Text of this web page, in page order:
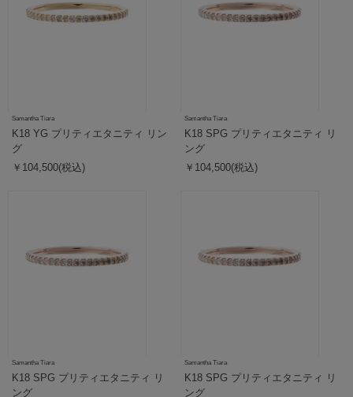
Samantha Tiara
K18 YG プリティエタニティ リン
グ
￥104,500(税込)
Samantha Tiara
K18 SPG プリティエタニティ リ
ング
￥104,500(税込)
Samantha Tiara
K18 SPG プリティエタニティ リ
ング
Samantha Tiara
K18 SPG プリティエタニティ リ
ング